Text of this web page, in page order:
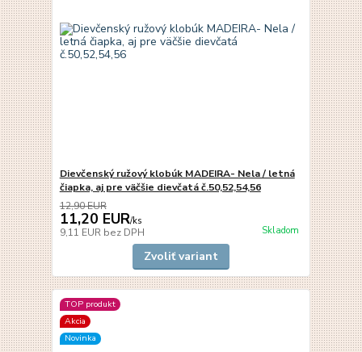
Dievčenský ružový klobúk MADEIRA- Nela / letná
čiapka, aj pre väčšie dievčatá č.50,52,54,56
12,90 EUR
11,20 EUR/ks
9,11 EUR bez DPH Skladom
Zvoliť variant
TOP produkt
Akcia
Novinka